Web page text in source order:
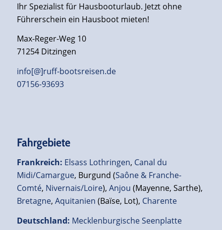
Ihr Spezialist für Hausbooturlaub. Jetzt ohne
Führerschein ein Hausboot mieten!
Max-Reger-Weg 10
71254 Ditzingen
info[@]ruff-bootsreisen.de
07156-93693
Fahrgebiete
Frankreich: Elsass Lothringen, Canal du
Midi/Camargue, Burgund (Saône & Franche-
Comté, Nivernais/Loire), Anjou (Mayenne, Sarthe),
Bretagne, Aquitanien (Baïse, Lot), Charente
Deutschland: Mecklenburgische Seenplatte